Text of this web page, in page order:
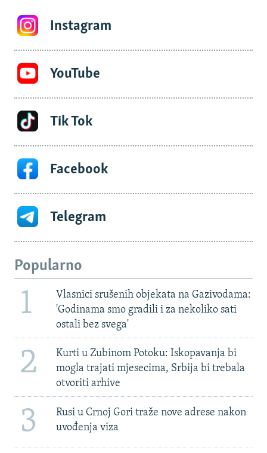
Instagram
YouTube
Tik Tok
Facebook
Telegram
Popularno
1
Vlasnici srušenih objekata na Gazivodama:
'Godinama smo gradili i za nekoliko sati
ostali bez svega'
2
Kurti u Zubinom Potoku: Iskopavanja bi
mogla trajati mjesecima, Srbija bi trebala
otvoriti arhive
3
Rusi u Crnoj Gori traže nove adrese nakon
uvođenja viza